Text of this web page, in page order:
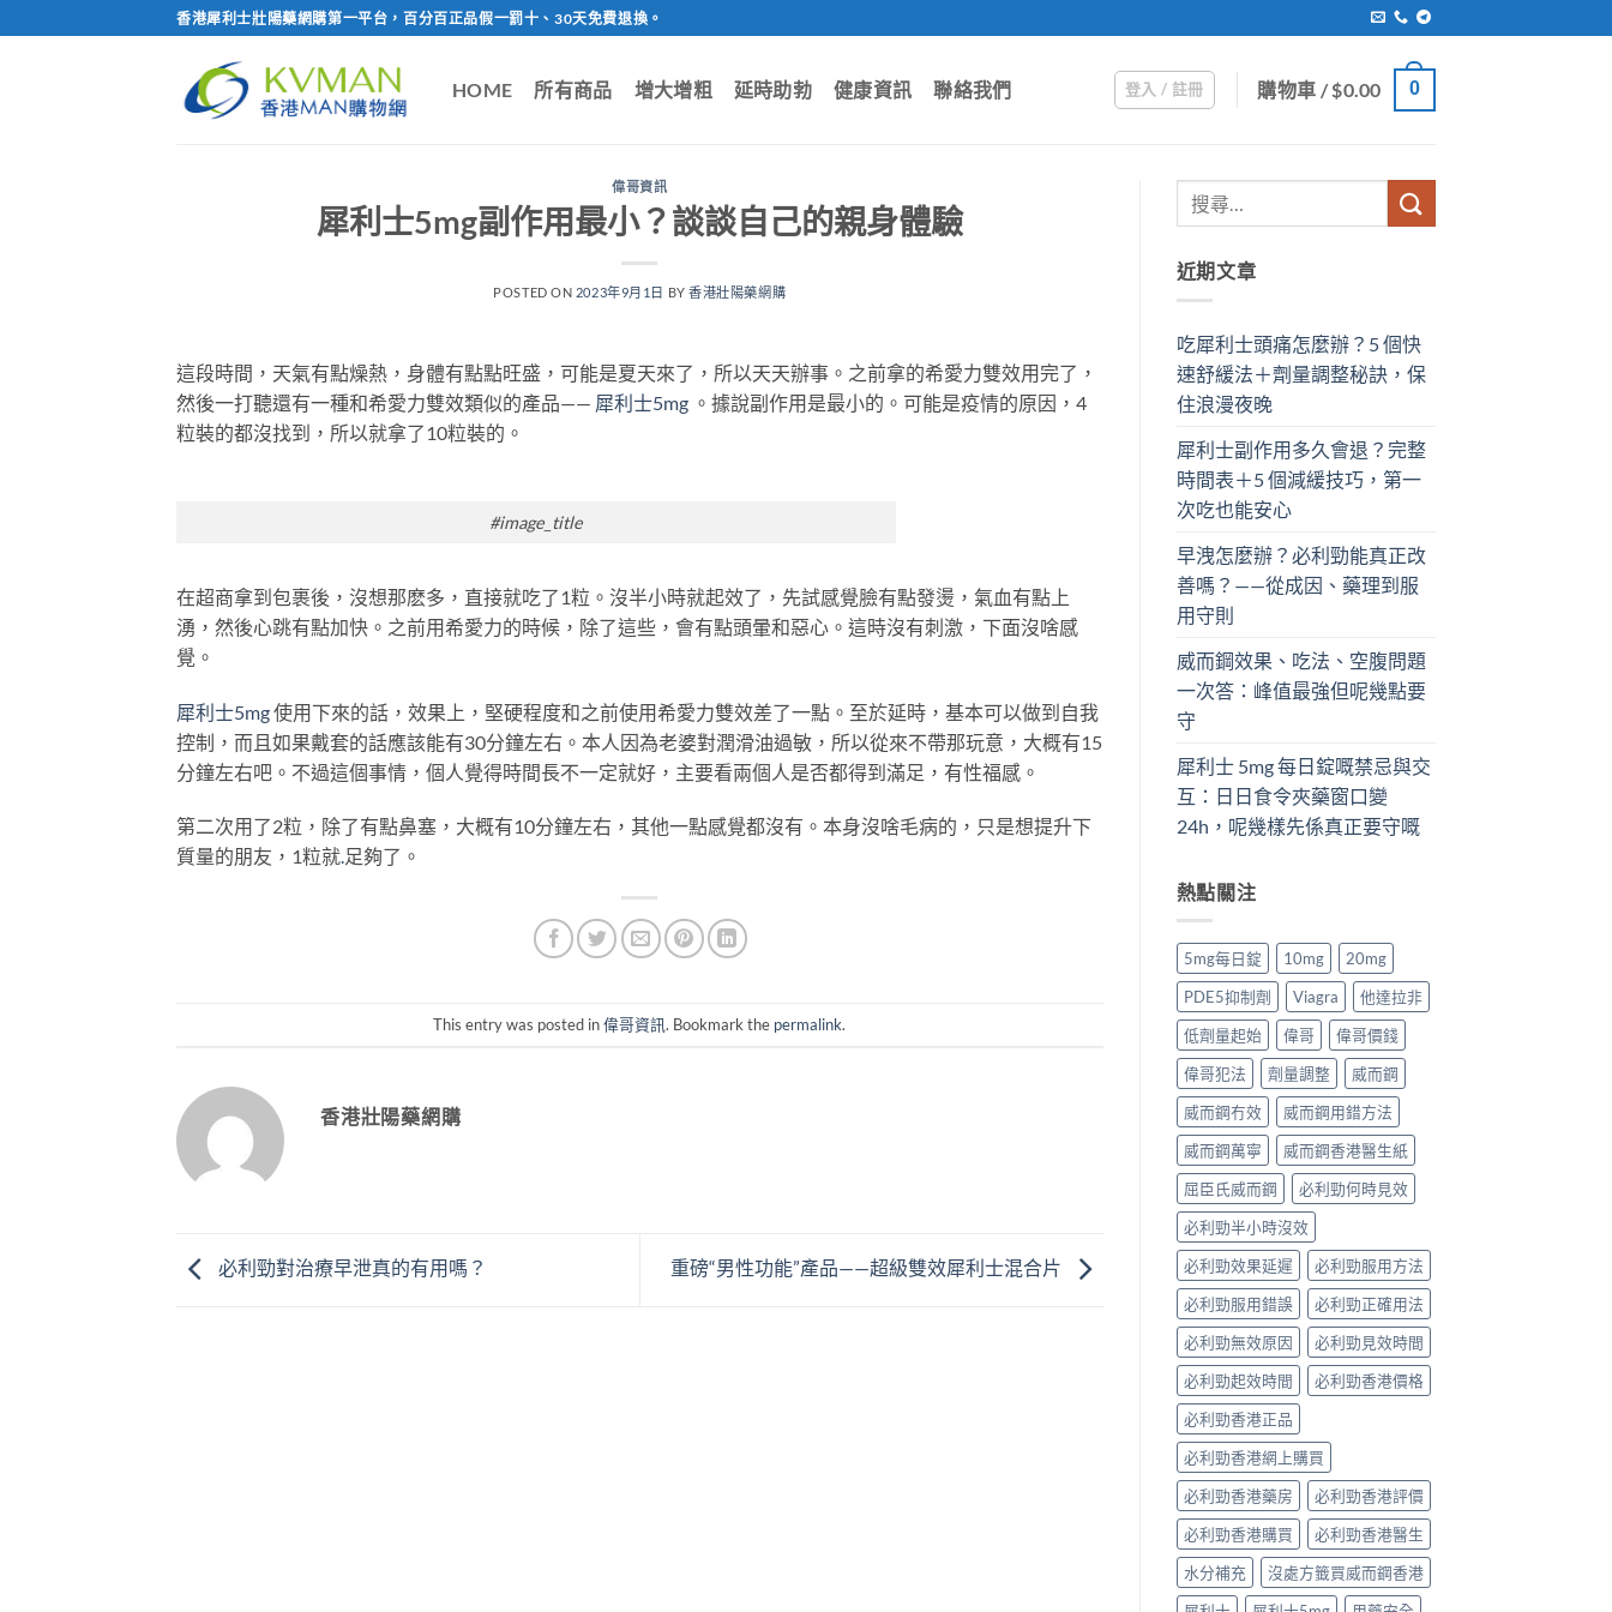
to
香港犀利士壯陽藥網購第一平台，百分百正品假一罰十、30天免費退換。
HOME 所有商品 增大增粗 延時助勃 健康資訊 聯絡我們 登入 / 註冊 購物車 /$0.00 0
偉哥資訊
犀利士5mg副作用最小？談談自己的親身體驗
POSTED ON 2023年9月1日 BY香港壯陽藥網購
這段時間，天氣有點燥熱，身體有點點旺盛，可能是夏天來了，所以天天辦事。之前拿的希愛力雙效用完了，
然後一打聽還有一種和希愛力雙效類似的產品—— 犀利士5mg 。據說副作用是最小的。可能是疫情的原因，4
粒裝的都沒找到，所以就拿了10粒裝的。
#image_title
在超商拿到包裹後，沒想那麽多，直接就吃了1粒。沒半小時就起效了，先試感覺臉有點發燙，氣血有點上
湧，然後心跳有點加快。之前用希愛力的時候，除了這些，會有點頭暈和惡心。這時沒有刺激，下面沒啥感
覺。
犀利士5mg使用下來的話，效果上，堅硬程度和之前使用希愛力雙效差了一點。至於延時，基本可以做到自我
控制，而且如果戴套的話應該能有30分鐘左右。本人因為老婆對潤滑油過敏，所以從來不帶那玩意，大概有15
分鐘左右吧。不過這個事情，個人覺得時間長不一定就好，主要看兩個人是否都得到滿足，有性福感。
第二次用了2粒，除了有點鼻塞，大概有10分鐘左右，其他一點感覺都沒有。本身沒啥毛病的，只是想提升下
質量的朋友，1粒就.足夠了。
This entry was posted in偉哥資訊. Bookmark the permalink.
香港壯陽藥網購
必利勁對治療早泄真的有用嗎？ 重磅“男性功能”產品——超級雙效犀利士混合片
近期文章
吃犀利士頭痛怎麼辦？5 個快
速舒緩法＋劑量調整秘訣，保
住浪漫夜晚
犀利士副作用多久會退？完整
時間表＋5 個減緩技巧，第一
次吃也能安心
早洩怎麼辦？必利勁能真正改
善嗎？——從成因、藥理到服
用守則
威而鋼效果、吃法、空腹問題
一次答：峰值最強但呢幾點要
守
犀利士 5mg 每日錠嘅禁忌與交
互：日日食令夾藥窗口變
24h，呢幾樣先係真正要守嘅
熱點關注
5mg每日錠 10mg
20mg
PDE5抑制劑
Viagra
他達拉非
低劑量起始
偉哥
偉哥價錢
偉哥犯法
劑量調整
威而鋼
威而鋼冇效
威而鋼用錯方法
威而鋼萬寧
威而鋼香港醫生紙
屈臣氏威而鋼
必利勁何時見效
必利勁半小時沒效
必利勁效果延遲
必利勁服用方法
必利勁服用錯誤
必利勁正確用法
必利勁無效原因
必利勁見效時間
必利勁起效時間
必利勁香港價格
必利勁香港正品
必利勁香港網上購買
必利勁香港藥房
必利勁香港評價
必利勁香港購買
必利勁香港醫生
水分補充
沒處方籤買威而鋼香港